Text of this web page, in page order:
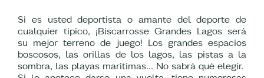
Si es usted deportista o amante del deporte de
cualquier típico, ¡Biscarrosse Grandes Lagos será
su mejor terreno de juego! Los grandes espacios
boscosos, las orillas de los lagos, las pistas a la
sombra, las playas marítimas... No sabrá qué elegir.